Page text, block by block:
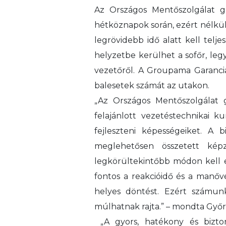
Az Országos Mentőszolgálat
hétköznapok során, ezért
legrövidebb idő alatt kell
helyzetbe kerülhet a sofőr,
vezetőről. A Groupama
balesetek számát az utakon.
„Az Országos
felajánlott vezetéstechnikai
fejleszteni képességeiket. A
meglehetősen összetett
legkörültekintőbb módon kell
fontos a reakcióidő és a
helyes döntést. Ezért
múlhatnak rajta.” – mondta
„A gyors, hatékony és